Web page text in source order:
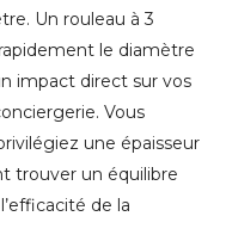
Un rouleau à 3
le diamètre
impact direct sur vos
Vous
une épaisseur
trouver un équilibre
de la